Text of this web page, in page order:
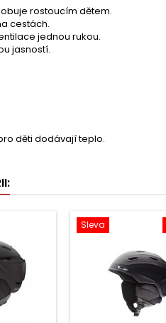
rostoucím dětem.
cestách.
jednou rukou.
jasností.
děti dodávají teplo.
Sleva